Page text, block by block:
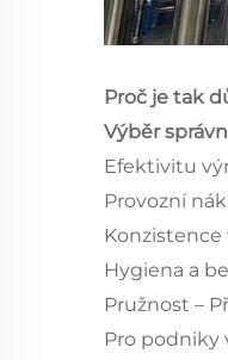
Proč je tak
Výběr
Efektivitu
Provozní
Hygiena a
Pružnost –
Pro podniky